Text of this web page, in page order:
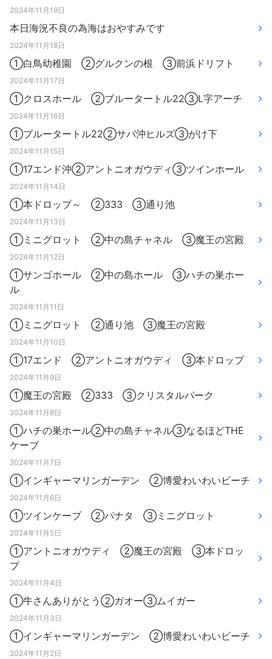
2024年11月19日
本日海況不良の為海はおやすみです
2024年11月18日
①白鳥幼稚園 ②グルクンの根 ③前浜ドリフト
2024年11月17日
①クロスホール ②ブルータートル22③L字アーチ
2024年11月16日
①ブルータートル22②サバ沖ヒルズ③がけ下
2024年11月15日
①17エンド沖②アントニオガウディ③ツインホール
2024年11月14日
①本ドロップ～ ②333 ③通り池
2024年11月13日
①ミニグロット ②中の島チャネル ③魔王の宮殿
2024年11月12日
①サンゴホール ②中の島ホール ③ハチの巣ホー
ル
2024年11月11日
①ミニグロット ②通り池 ③魔王の宮殿
2024年11月10日
①17エンド ②アントニオガウディ ③本ドロップ
2024年11月9日
①魔王の宮殿 ②333 ③クリスタルパーク
2024年11月8日
①ハチの巣ホール②中の島チャネル③なるほどTHE
ケーブ
2024年11月7日
①インギャーマリンガーデン ②博愛わいわいビーチ
2024年11月6日
①ツインケーブ ②パナタ ③ミニグロット
2024年11月5日
①アントニオガウディ ②魔王の宮殿 ③本ドロッ
プ
2024年11月4日
①牛さんありがとう②ガオー③ムイガー
2024年11月3日
①インギャーマリンガーデン ②博愛わいわいビーチ
2024年11月2日